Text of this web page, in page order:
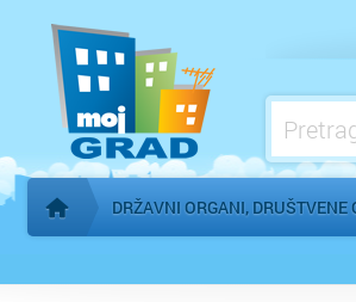
Početna stranica
DRŽAVNI ORGANI, DRUŠTVENE
Međunarodne organizacije
Mesne zajednice
Organi AP Vojvodine